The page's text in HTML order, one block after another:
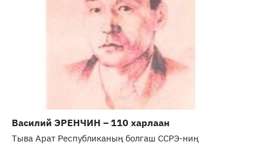
Василий ЭРЕНЧИН – 110 харлаан
Тыва Арат Республиканың болгаш ССРЭ-ниң